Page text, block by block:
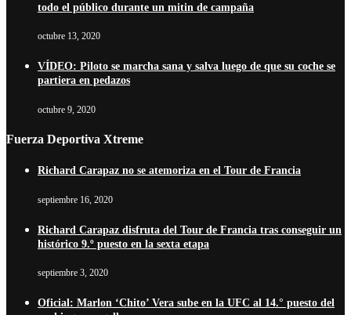
todo el público durante un mitin de campaña
octubre 13, 2020
VÍDEO: Piloto se marcha sana y salva luego de que su coche se
partiera en pedazos
octubre 9, 2020
Fuerza Deportiva Xtreme
Richard Carapaz no se atemoriza en el Tour de Francia
septiembre 16, 2020
Richard Carapaz disfruta del Tour de Francia tras conseguir un
histórico 9.º puesto en la sexta etapa
septiembre 3, 2020
Oficial: Marlon ‘Chito’ Vera sube en la UFC al 14.° puesto del